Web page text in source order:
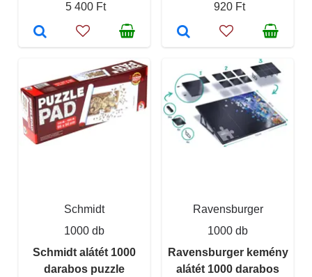
5 400 Ft 920 Ft
Schmidt
1000 db
Schmidt alátét 1000
darabos puzzle
Ravensburger
1000 db
Ravensburger kemény
alátét 1000 darabos